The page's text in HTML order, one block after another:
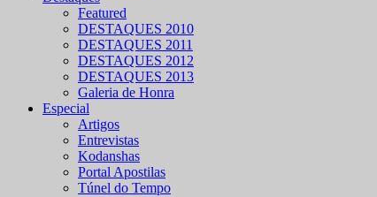
Featured
DESTAQUES 2010
DESTAQUES 2011
DESTAQUES 2012
DESTAQUES 2013
Galeria de Honra
Especial
Artigos
Entrevistas
Kodanshas
Portal Apostilas
Túnel do Tempo